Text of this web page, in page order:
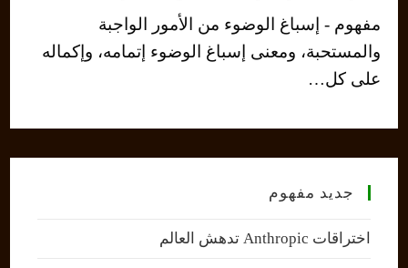
مفهوم - إسباغ الوضوء من الأمور الواجبة
والمستحبة، ومعنى إسباغ الوضوء إتمامه، وإكماله
على كل…
جديد مفهوم
اختراقات Anthropic تدهش العالم